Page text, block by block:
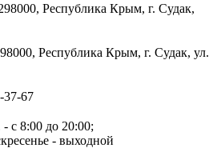
Республика Крым, г. Судак,
Республика Крым, г. Судак, ул.
37-67
- с 8:00 до 20:00;
- выходной